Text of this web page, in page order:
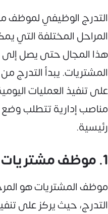
التدرج الوظيفي لموظف
المراحل المختلفة التي
هذا المجال حتى يصل
المشتريات. يبدأ التدرج
على تنفيذ العمليات
مناصب إدارية تتطلب وضع
رئيسية.
1. موظف مشتريات
موظف المشتريات هو
التدرج، حيث يركز على